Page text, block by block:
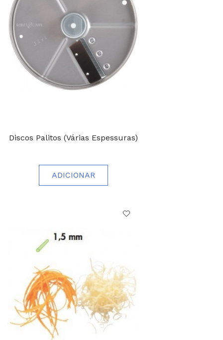
Discos Palitos (Várias Espessuras)
ADICIONAR